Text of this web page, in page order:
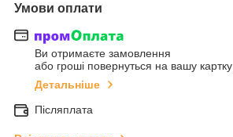
Умови оплати
Ви отримаєте замовлення
або гроші повернуться на вашу картку
Детальніше
Післяплата